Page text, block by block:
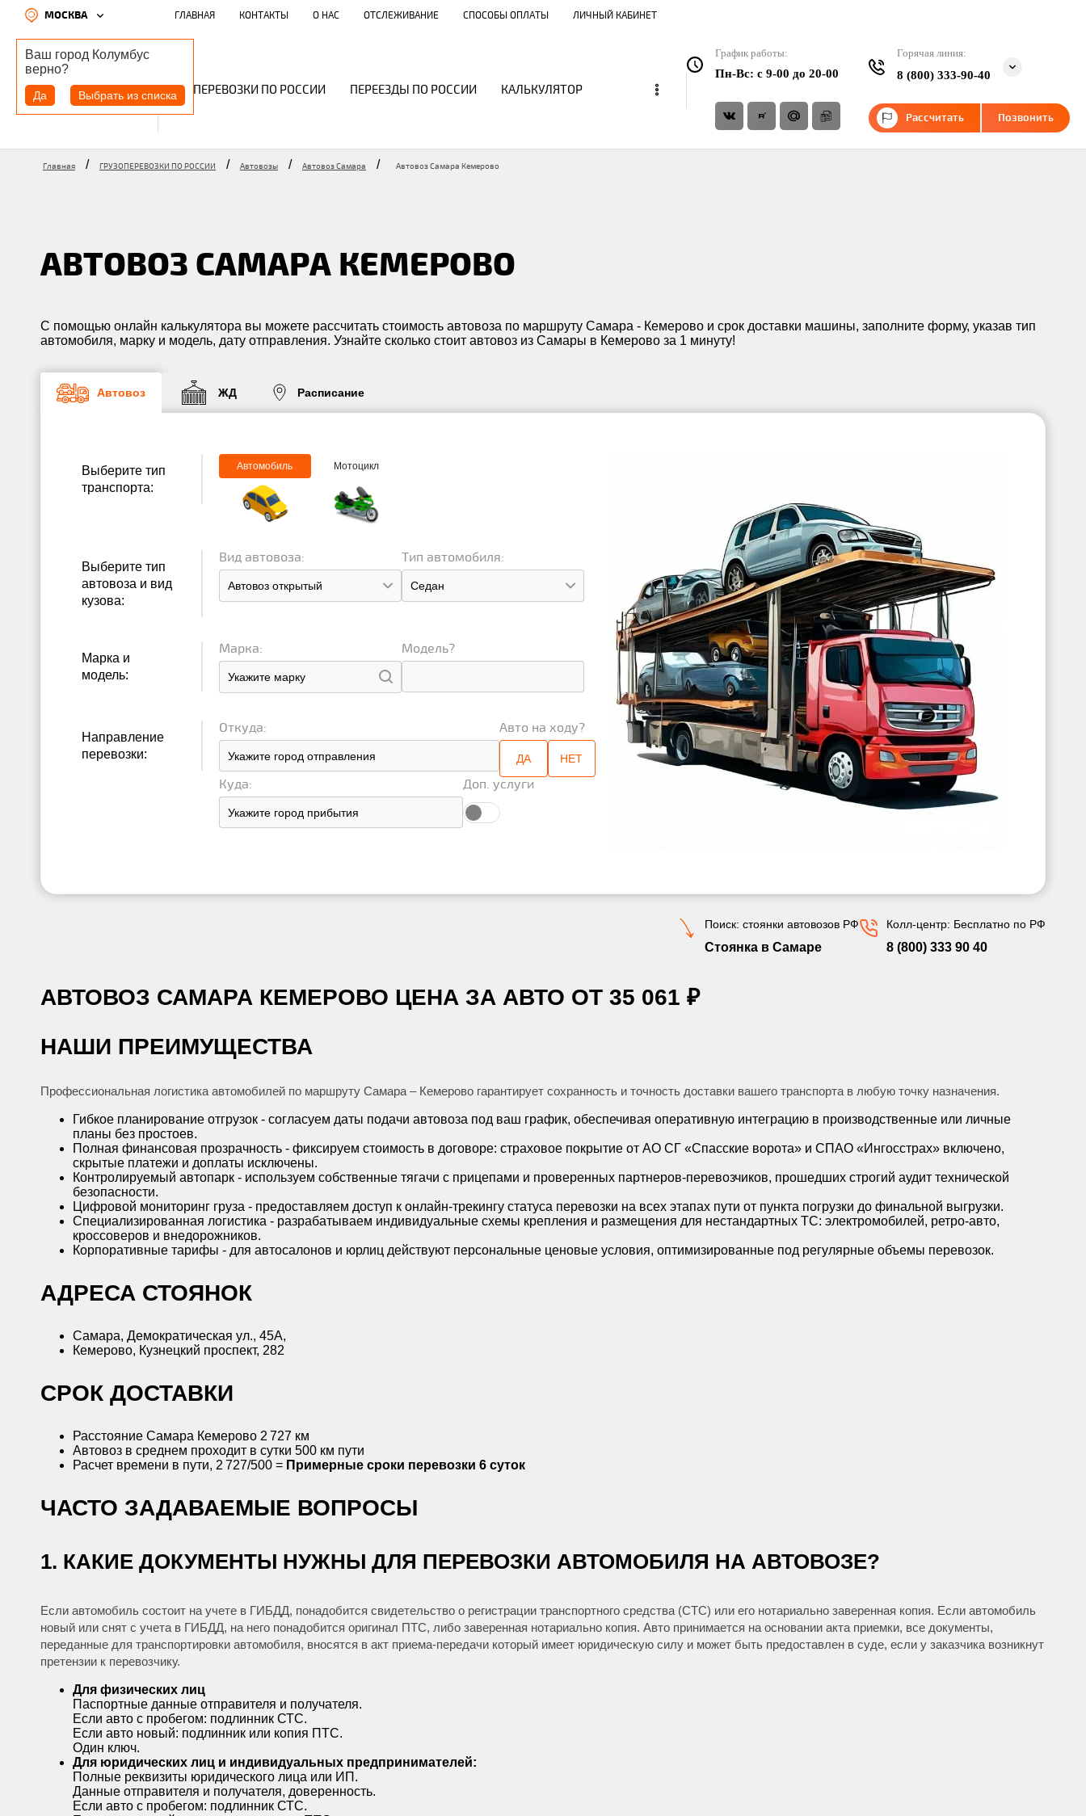
МОСКВА
Ваш город Колумбус
верно?
Да Выбрать из списка
ГЛАВНАЯ КОНТАКТЫ О НАС ОТСЛЕЖИВАНИЕ СПОСОБЫ ОПЛАТЫ ЛИЧНЫЙ КАБИНЕТ
ГРУЗОПЕРЕВОЗКИ ПО РОССИИ ПЕРЕЕЗДЫ ПО РОССИИ КАЛЬКУЛЯТОР ...
График работы:
Пн-Вс: c 9-00 до 20-00
Горячая линия:
8 (800) 333-90-40
Рассчитать Позвонить
Главная / ГРУЗОПЕРЕВОЗКИ ПО РОССИИ / Автовозы / Автовоз Самара / Автовоз Самара Кемерово
АВТОВОЗ САМАРА КЕМЕРОВО
С помощью онлайн калькулятора вы можете рассчитать стоимость автовоза по маршруту Самара - Кемерово и срок доставки машины, заполните форму, указав тип
автомобиля, марку и модель, дату отправления. Узнайте сколько стоит автовоз из Самары в Кемерово за 1 минуту!
Автовоз ЖД Расписание
Выберите тип
транспорта:
Автомобиль Мотоцикл
Выберите тип
автовоза и вид
кузова:
Вид автовоза: Тип автомобиля:
Марка и
модель:
Марка: Модель?
Направление
перевозки:
Откуда: Авто на ходу?
ДА НЕТ
Куда: Доп. услуги
Поиск: стоянки автовозов РФ
Стоянка в Самаре
Колл-центр: Бесплатно по РФ
8 (800) 333 90 40
АВТОВОЗ САМАРА КЕМЕРОВО ЦЕНА ЗА АВТО ОТ 35 061 ₽
НАШИ ПРЕИМУЩЕСТВА
Профессиональная логистика автомобилей по маршруту Самара – Кемерово гарантирует сохранность и точность доставки вашего транспорта в любую точку назначения.
Гибкое планирование отгрузок - согласуем даты подачи автовоза под ваш график, обеспечивая оперативную интеграцию в производственные или личные
планы без простоев.
Полная финансовая прозрачность - фиксируем стоимость в договоре: страховое покрытие от АО СГ «Спасские ворота» и СПАО «Ингосстрах» включено,
скрытые платежи и доплаты исключены.
Контролируемый автопарк - используем собственные тягачи с прицепами и проверенных партнеров-перевозчиков, прошедших строгий аудит технической
безопасности.
Цифровой мониторинг груза - предоставляем доступ к онлайн-трекингу статуса перевозки на всех этапах пути от пункта погрузки до финальной выгрузки.
Специализированная логистика - разрабатываем индивидуальные схемы крепления и размещения для нестандартных ТС: электромобилей, ретро-авто,
кроссоверов и внедорожников.
Корпоративные тарифы - для автосалонов и юрлиц действуют персональные ценовые условия, оптимизированные под регулярные объемы перевозок.
АДРЕСА СТОЯНОК
Самара, Демократическая ул., 45А,
Кемерово, Кузнецкий проспект, 282
CРОК ДОСТАВКИ
Расстояние Самара Кемерово 2 727 км
Автовоз в среднем проходит в сутки 500 км пути
Расчет времени в пути, 2 727/500 = Примерные сроки перевозки 6 суток
ЧАСТО ЗАДАВАЕМЫЕ ВОПРОСЫ
1. КАКИЕ ДОКУМЕНТЫ НУЖНЫ ДЛЯ ПЕРЕВОЗКИ АВТОМОБИЛЯ НА АВТОВОЗЕ?
Если автомобиль состоит на учете в ГИБДД, понадобится свидетельство о регистрации транспортного средства (СТС) или его нотариально заверенная копия. Если автомобиль
новый или снят с учета в ГИБДД, на него понадобится оригинал ПТС, либо заверенная нотариально копия. Авто принимается на основании акта приемки, все документы,
переданные для транспортировки автомобиля, вносятся в акт приема-передачи который имеет юридическую силу и может быть предоставлен в суде, если у заказчика возникнут
претензии к перевозчику.
Для физических лиц
Паспортные данные отправителя и получателя.
Если авто с пробегом: подлинник СТС.
Если авто новый: подлинник или копия ПТС.
Один ключ.
Для юридических лиц и индивидуальных предпринимателей:
Полные реквизиты юридического лица или ИП.
Данные отправителя и получателя, доверенность.
Если авто с пробегом: подлинник СТС.